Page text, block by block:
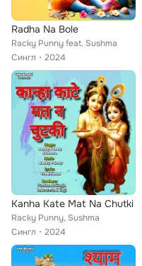
Radha Na Bole
Racky Punny feat. Sushma
Сингл
2024
Kanha Kate Mat Na Chutki
Racky Punny, Sushma
Сингл
2024